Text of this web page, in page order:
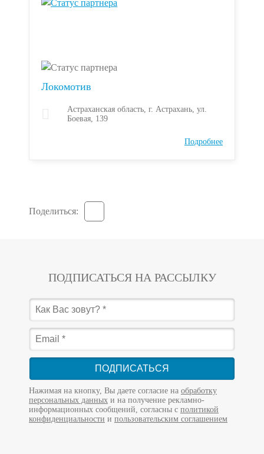
Локомотив
Астраханская область, г. Астрахань, ул.
Боевая, 139
Подробнее
Поделиться:
ПОДПИСАТЬСЯ НА РАССЫЛКУ
ПОДПИСАТЬСЯ
Нажимая на кнопку, Вы даете согласие на обработку
персональных данных и на получение рекламно-
информационных сообщений, согласны с политикой
конфиденциальности и пользовательским соглашением